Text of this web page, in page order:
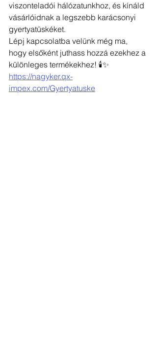
viszonteladói hálózatunkhoz, és kínáld
vásárlóidnak a legszebb karácsonyi
gyertyatüskéket.
Lépj kapcsolatba velünk még ma,
hogy elsőként juthass hozzá ezekhez a
különleges termékekhez! 🕯✨
https://nagyker.qx-
impex.com/Gyertyatuske